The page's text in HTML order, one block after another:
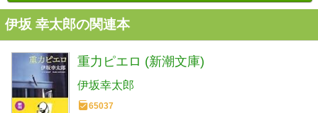
伊坂 幸太郎の関連本
重力ピエロ (新潮文庫)
伊坂幸太郎
65037